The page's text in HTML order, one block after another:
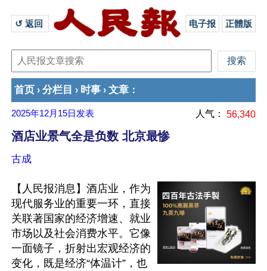
↺ 返回 电子报 正體版
首页 › 分栏目 › 时事 › 文章 ：
2025年12月15日 发表 人气： 56,340
酒店业景气全是负数 北京最惨
古成
【人民报消息】酒店业，作为
现代服务业的重要一环，直接
关联著国家的经济增速、就业
市场以及社会消费水平。它像
一面镜子，折射出宏观经济的
变化，既是经济“体温计”，也